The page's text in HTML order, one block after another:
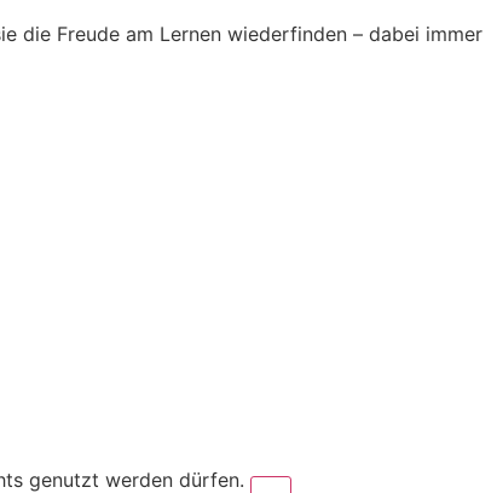
die Freude am Lernen wiederfinden – dabei immer
genutzt werden dürfen.